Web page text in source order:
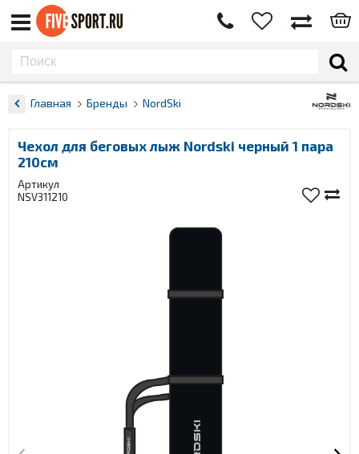
Главная Бренды NordSki
Чехол для беговых лыж Nordski черный 1 пара
210см
Артикул
NSV311210